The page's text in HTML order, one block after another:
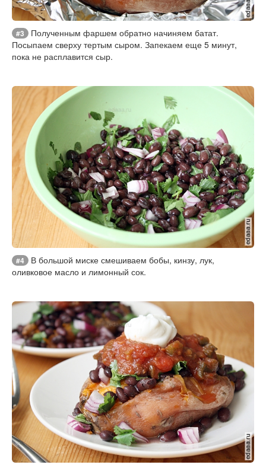
#3
Полученным фаршем обратно начиняем батат.
Посыпаем сверху тертым сыром. Запекаем еще 5 минут,
пока не расплавится сыр.
#4
В большой миске смешиваем бобы, кинзу, лук,
оливковое масло и лимонный сок.